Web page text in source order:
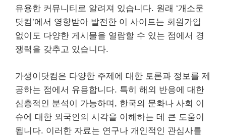
유용한 커뮤니티로 알려져 있습니다. 원래 ‘개소문
닷컴’에서 영향받아 발전한 이 사이트는 회원가입
없이도 다양한 게시물을 열람할 수 있는 점에서 경
쟁력을 갖추고 있습니다.
가생이닷컴은 다양한 주제에 대한 토론과 정보를 제
공하는 점에서 유용합니다. 특히 해외 반응에 대한
심층적인 분석이 가능하며, 한국의 문화나 사회 이
슈에 대한 외국인의 시각을 이해하는 데 큰 도움이
됩니다. 이러한 자료는 연구나 개인적인 관심사를